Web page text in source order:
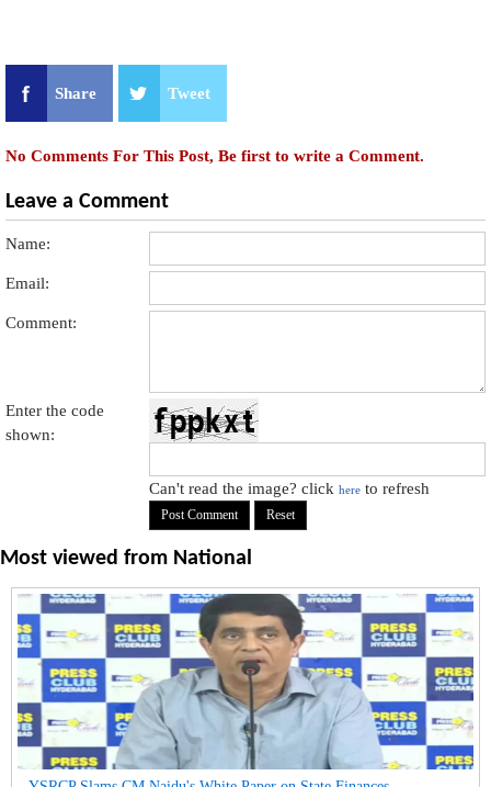
Share Tweet
No Comments For This Post, Be first to write a Comment.
Leave a Comment
Name:
Email:
Comment:
Enter the code
shown:
Can't read the image? clickhere to refresh
Most viewed from National